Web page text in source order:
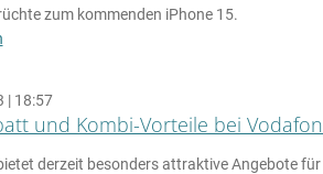
zum kommenden iPhone 15.
| 18:57
und Kombi-Vorteile bei
derzeit besonders attraktive Angebote